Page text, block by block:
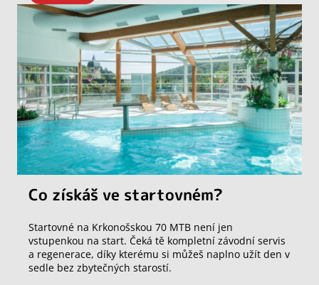
Co získáš ve startovném?
Startovné na Krkonošskou 70 MTB není jen
vstupenkou na start. Čeká tě kompletní závodní servis
a regenerace, díky kterému si můžeš naplno užít den v
sedle bez zbytečných starostí.